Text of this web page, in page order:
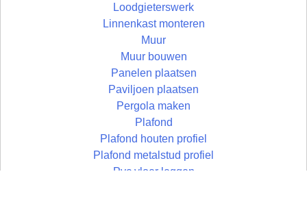
Loodgieterswerk
Linnenkast monteren
Muur
Muur bouwen
Panelen plaatsen
Paviljoen plaatsen
Pergola maken
Plafond
Plafond houten profiel
Plafond metalstud profiel
Pvc vloer leggen